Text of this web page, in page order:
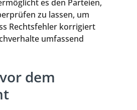
es den Parteien,
zu lassen, um
Rechtsfehler korrigiert
umfassend
dem